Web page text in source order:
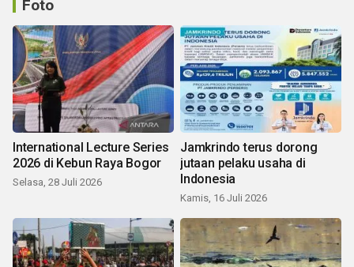
Foto
International Lecture Series
2026 di Kebun Raya Bogor
Selasa, 28 Juli 2026
Jamkrindo terus dorong
jutaan pelaku usaha di
Indonesia
Kamis, 16 Juli 2026